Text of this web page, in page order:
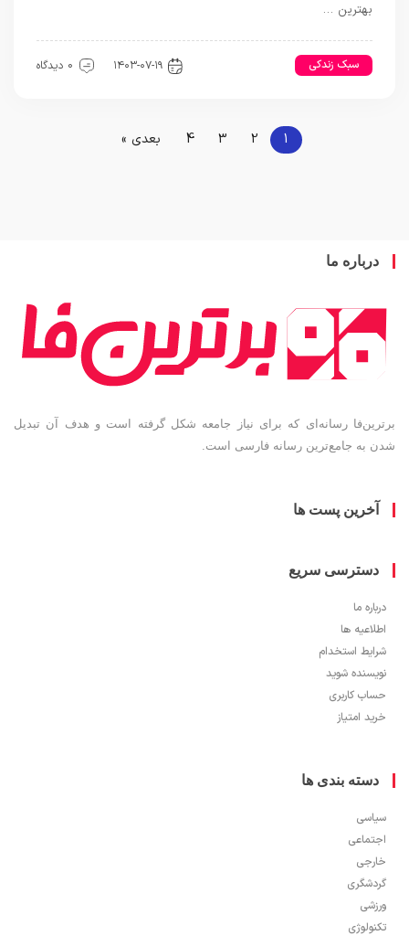
بهترین …
سبک زندکی ۱۴۰۳-۰۷-۱۹ 0 دیدگاه
1
2
3
4 بعدی »
درباره ما
برترین‌فا رسانه‌ای که برای نیاز جامعه شکل گرفته است و هدف آن تبدیل
شدن به جامع‌ترین رسانه فارسی است.
آخرین پست ها
دسترسی سریع
درباره ما
اطلاعیه ها
شرایط استخدام
نویسنده شوید
حساب کاربری
خرید امتیاز
دسته بندی ها
سیاسی
اجتماعی
خارجی
گردشگری
ورزشی
تکنولوژی